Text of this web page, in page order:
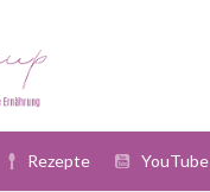
Rezepte YouTube